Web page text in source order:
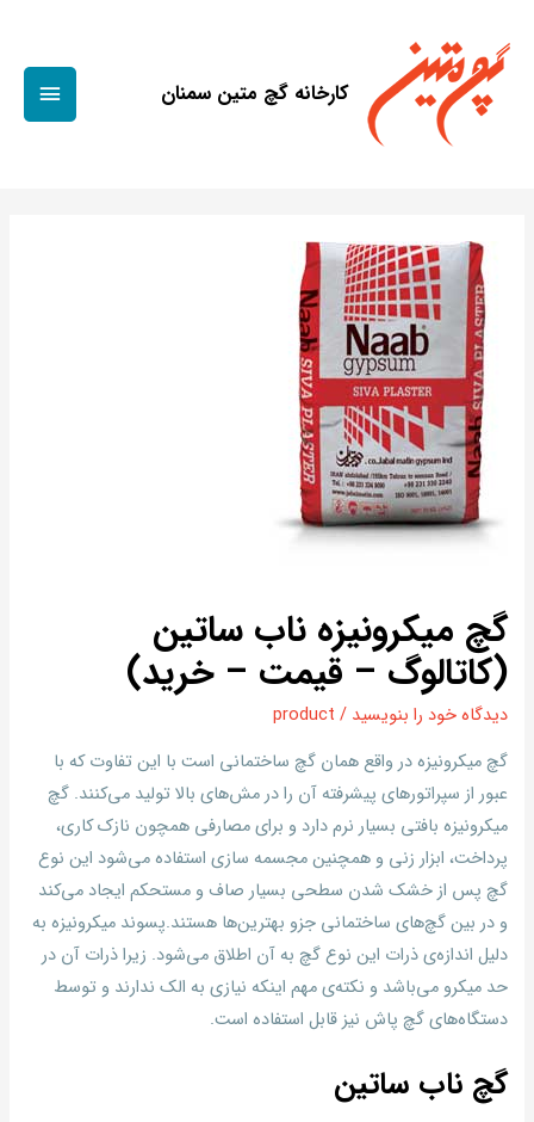
کارخانه گچ متین سمنان
گچ میکرونیزه ناب ساتین
(کاتالوگ – قیمت – خرید)
دیدگاه‌ خود را بنویسید /
product
گچ میکرونیزه در واقع همان گچ‌ ساختمانی است با این تفاوت که با
عبور از سپراتورهای پیشرفته آن را در مش‌های بالا تولید می‌کنند. گچ
میکرونیزه بافتی بسیار نرم دارد و برای مصارفی همچون نازک کاری،
پرداخت، ابزار زنی و همچنین مجسمه سازی استفاده می‌شود این نوع
گچ پس از خشک شدن سطحی بسیار صاف و مستحکم ایجاد می‌کند
و در بین گچ‌های ساختمانی جزو بهترین‌ها هستند.پسوند میکرونیزه به
دلیل اندازه‌ی ذرات این نوع گچ به آن اطلاق می‌شود. زیرا ذرات آن در
حد میکرو می‌باشد و نکته‌ی مهم اینکه نیازی به الک ندارند و توسط
دستگاه‌های گچ پاش نیز قابل استفاده است.
گچ ناب ساتین